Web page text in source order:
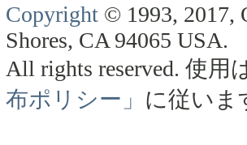
Copyright © 1993, 2017,
Shores, CA 94065 USA.
All rights reserved. 使用
布ポリシー」 に従いま